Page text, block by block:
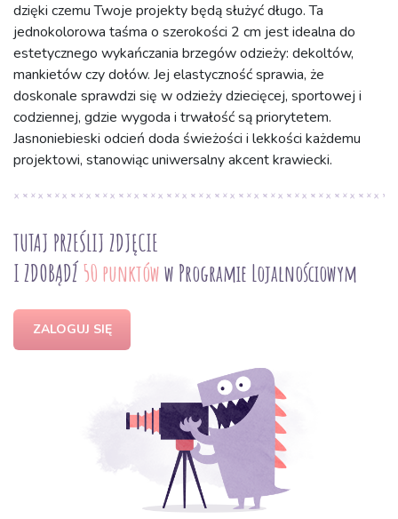
dzięki czemu Twoje projekty będą służyć długo. Ta
jednokolorowa taśma o szerokości 2 cm jest idealna do
estetycznego wykańczania brzegów odzieży: dekoltów,
mankietów czy dołów. Jej elastyczność sprawia, że
doskonale sprawdzi się w odzieży dziecięcej, sportowej i
codziennej, gdzie wygoda i trwałość są priorytetem.
Jasnoniebieski odcień doda świeżości i lekkości każdemu
projektowi, stanowiąc uniwersalny akcent krawiecki.
TUTAJ PRZEŚLIJ ZDJĘCIE
I ZDOBĄDŹ 50 punktóww Programie Lojalnościowym
ZALOGUJ SIĘ